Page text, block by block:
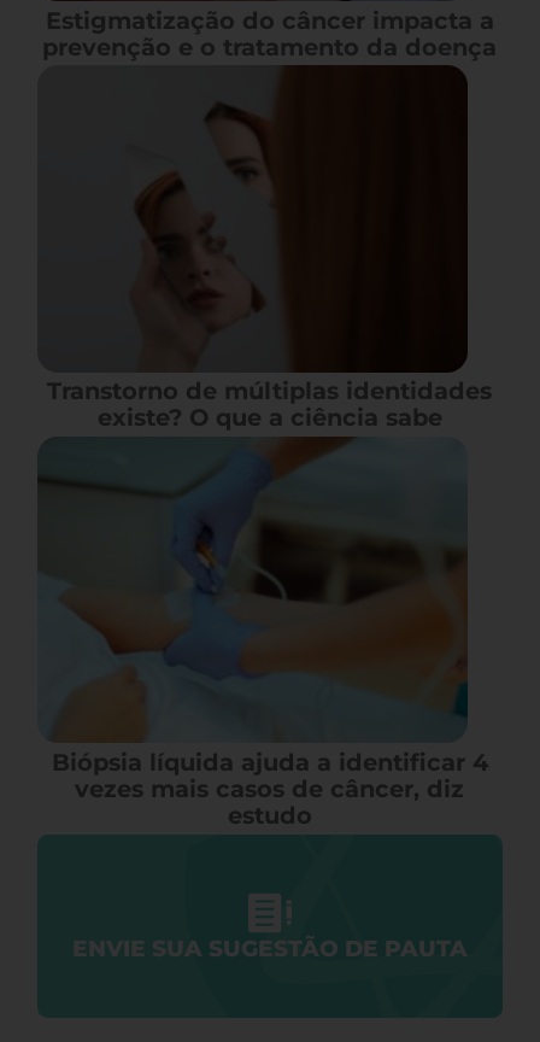
Estigmatização do câncer impacta a
prevenção e o tratamento da doença
Transtorno de múltiplas identidades
existe? O que a ciência sabe
Biópsia líquida ajuda a identificar 4
vezes mais casos de câncer, diz
estudo
ENVIE SUA SUGESTÃO DE PAUTA